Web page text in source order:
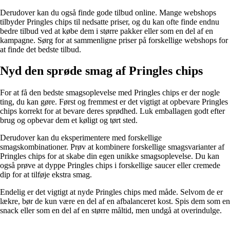
Derudover kan du også finde gode tilbud online. Mange webshops
tilbyder Pringles chips til nedsatte priser, og du kan ofte finde endnu
bedre tilbud ved at købe dem i større pakker eller som en del af en
kampagne. Sørg for at sammenligne priser på forskellige webshops for
at finde det bedste tilbud.
Nyd den sprøde smag af Pringles chips
For at få den bedste smagsoplevelse med Pringles chips er der nogle
ting, du kan gøre. Først og fremmest er det vigtigt at opbevare Pringles
chips korrekt for at bevare deres sprødhed. Luk emballagen godt efter
brug og opbevar dem et køligt og tørt sted.
Derudover kan du eksperimentere med forskellige
smagskombinationer. Prøv at kombinere forskellige smagsvarianter af
Pringles chips for at skabe din egen unikke smagsoplevelse. Du kan
også prøve at dyppe Pringles chips i forskellige saucer eller cremede
dip for at tilføje ekstra smag.
Endelig er det vigtigt at nyde Pringles chips med måde. Selvom de er
lækre, bør de kun være en del af en afbalanceret kost. Spis dem som en
snack eller som en del af en større måltid, men undgå at overindulge.